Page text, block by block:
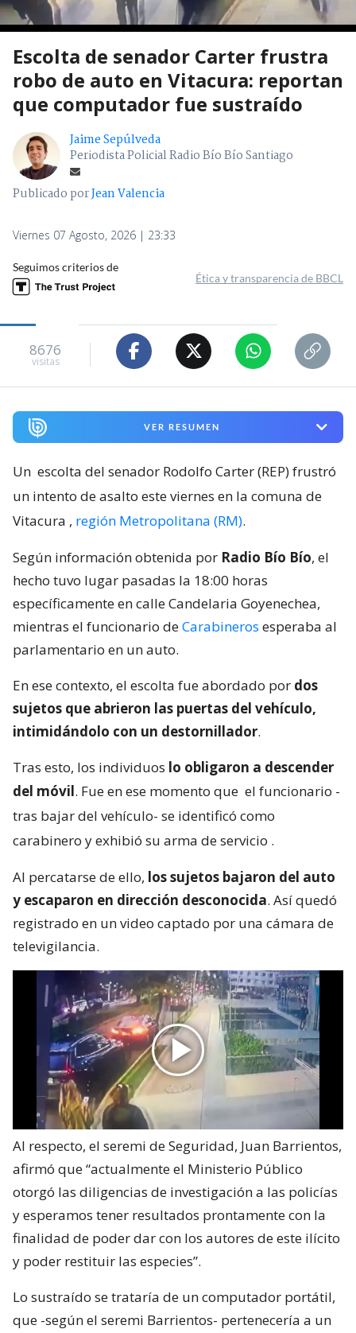
Escolta de senador Carter frustra
robo de auto en Vitacura: reportan
que computador fue sustraído
Jaime Sepúlveda
Periodista Policial Radio Bío Bío Santiago
Publicado porJean Valencia
Viernes 07 Agosto, 2026 | 23:33
Seguimos criterios de
Ética y transparencia de BBCL
8676
visitas
VER RESUMEN
Un escolta del senador Rodolfo Carter (REP) frustró
un intento de asalto este viernes en la comuna de
Vitacura , región Metropolitana (RM).
Según información obtenida por Radio Bío Bío, el
hecho tuvo lugar pasadas la 18:00 horas
específicamente en calle Candelaria Goyenechea,
mientras el funcionario deCarabineros esperaba al
parlamentario en un auto.
En ese contexto, el escolta fue abordado por dos
sujetos que abrieron las puertas del vehículo,
intimidándolo con un destornillador.
Tras esto, los individuos lo obligaron a descender
del móvil. Fue en ese momento que el funcionario -
tras bajar del vehículo- se identificó como
carabinero y exhibió su arma de servicio .
Al percatarse de ello, los sujetos bajaron del auto
y escaparon en dirección desconocida. Así quedó
registrado en un video captado por una cámara de
televigilancia.
Al respecto, el seremi de Seguridad, Juan Barrientos,
afirmó que “actualmente el Ministerio Público
otorgó las diligencias de investigación a las policías
y esperamos tener resultados prontamente con la
finalidad de poder dar con los autores de este ilícito
y poder restituir las especies”.
Lo sustraído se trataría de un computador portátil,
que -según el seremi Barrientos- pertenecería a un